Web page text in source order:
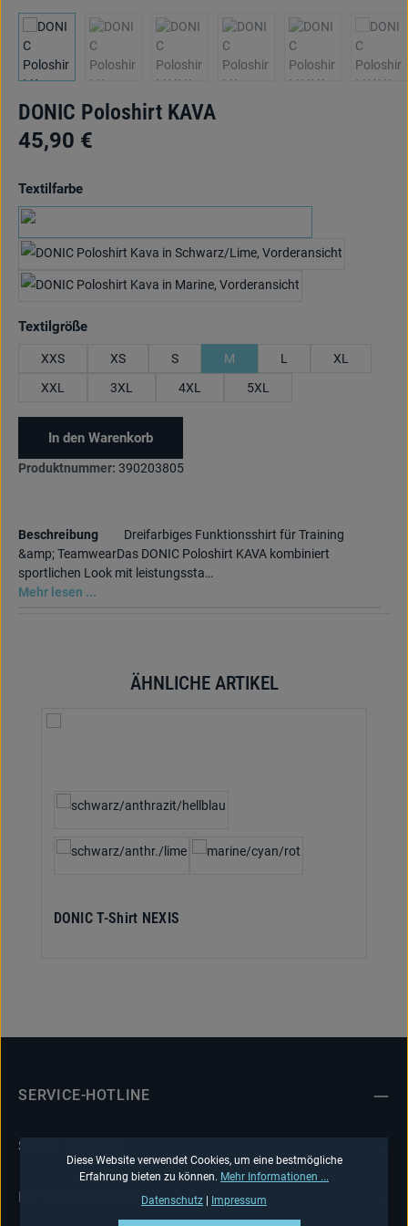
DONIC Poloshirt KAVA
45,90 €
Textilfarbeauswählen
Textilgrößeauswählen
XXS XS S M L
XL
XXL
3XL 4XL 5XL
In den Warenkorb
Produktnummer: 390203805
Beschreibung
Dreifarbiges Funktionsshirt für Training
&amp; TeamwearDas DONIC Poloshirt KAVA kombiniert
sportlichen Look mit leistungssta…
Mehr lesen ...
Produktgalerie überspringenÄHNLICHE ARTIKEL
DONIC T-Shirt NEXIS
SERVICE-HOTLINE
SHOP-SERVICE
INFORMATIONEN
Diese Website verwendet Cookies, um eine bestmögliche
Erfahrung bieten zu können. Mehr Informationen ...
Datenschutz | Impressum